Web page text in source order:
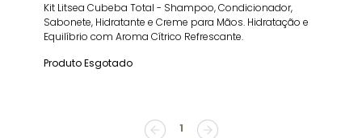
Kit Litsea Cubeba Total - Shampoo, Condicionador,
Sabonete, Hidratante e Creme para Mãos. Hidratação e
Equilíbrio com Aroma Cítrico Refrescante.
Produto Esgotado
1